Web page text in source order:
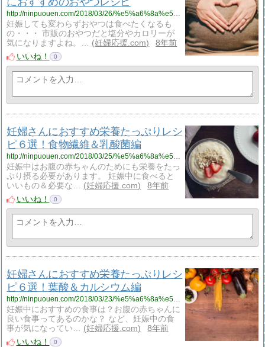
妊娠しても変わらずおやつは食べたくなるも
の・・・ 市販のおやつだと塩分やカロリーが
気になりますよね。…
妊婦応援.com
8年前
いいね！
0
妊婦さんにおすすめ栄養たっぷりレシ
ピ６選！食物繊維＆乳酸菌編
妊娠中はお腹の赤ちゃんのためにも栄養をたっ
ぷり摂る必要があります。 妊娠中に食べると
いいもの＆必要な…
妊婦応援.com
8年前
いいね！
0
妊婦さんにおすすめ栄養たっぷりレシ
ピ６選！葉酸＆カルシウム編
妊娠中におすすめの食事は？お腹の赤ちゃんに
良い食事ってあるのかな？ など、妊娠中の食
事が気になってい…
妊婦応援.com
8年前
いいね！
0